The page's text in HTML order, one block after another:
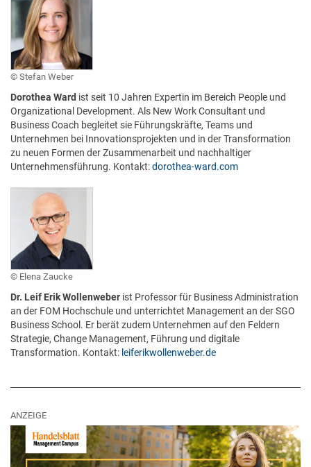
Stefan Weber
Dorothea Ward ist seit 10 Jahren Expertin im Bereich People und
Organizational Development. Als New Work Consultant und
Business Coach begleitet sie Führungskräfte, Teams und
Unternehmen bei Innovationsprojekten und in der Transformation
zu neuen Formen der Zusammenarbeit und nachhaltiger
Unternehmensführung. Kontakt:dorothea-ward.com
Elena Zaucke
Dr. Leif Erik Wollenweber ist Professor für Business Administration
an der FOM Hochschule und unterrichtet Management an der SGO
Business School. Er berät zudem Unternehmen auf den Feldern
Strategie, Change Management, Führung und digitale
Transformation. Kontakt: leiferikwollenweber.de
ANZEIGE